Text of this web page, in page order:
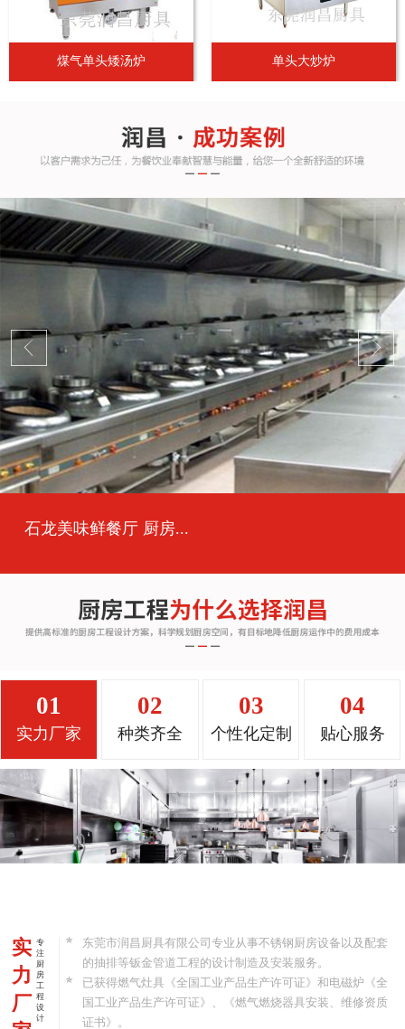
煤气单头矮汤炉 单头大炒炉
石龙美味鲜餐厅 厨房...
01
实力厂家
02
种类齐全
03
个性化定制
04
贴心服务
实
力
厂
专
注
厨
房
工
程
设
计
东莞市润昌厨具有限公司专业从事不锈钢厨房设备以及配套
的抽排等钣金管道工程的设计制造及安装服务。
已获得燃气灶具《全国工业产品生产许可证》和电磁炉《全
国工业产品生产许可证》、《燃气燃烧器具安装、维修资质
证书》。